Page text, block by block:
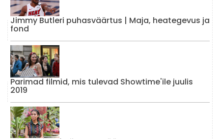
Jimmy Butleri puhasväärtus | Maja, heategevus ja
fond
Parimad filmid, mis tulevad Showtime'ile juulis
2019